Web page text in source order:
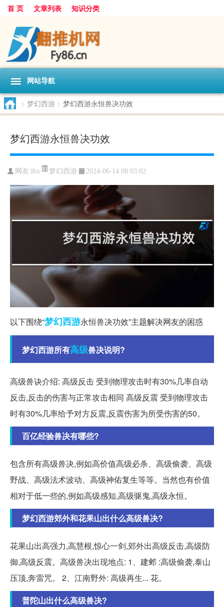
首 页 文章列表 知识分类
网站导航
> 梦幻西游 > 梦幻西游永恒兽决功效
梦幻西游永恒兽决功效
网友:lhx 梦幻西游 2024-06-14 08:03:02
以下围绕“梦幻西游永恒兽决功效”主题解决网友的困惑
梦幻西游所有高级兽决说明?
高级兽诀介绍: 高级反击 受到物理攻击时有30%几率自动
反击,反击的伤害与正常攻击相同 高级反震 受到物理攻击
时有30%几率给予对方反震,反震伤害为所受伤害的50。
百亿经验兽决有哪些?
包含所有高级兽决,例如高价值高级必杀、高级偷袭、高级
野战、高级法术波动、高级神佑复生等等。当然也有价值
相对于低一些的,例如高级感知,高级驱鬼,高级永恒。
梦幻西游郊外和花果山出什么高级兽决?
花果山出高强力,高慧根,惊心一剑,郊外出高级反击,高级防
御,高级反震。高级兽决出现地点: 1、建邺 :高级偷袭,泰山
压顶,奔雷咒。 2、江南野外: 高级再生... 花。
普陀山出什么高级兽决?